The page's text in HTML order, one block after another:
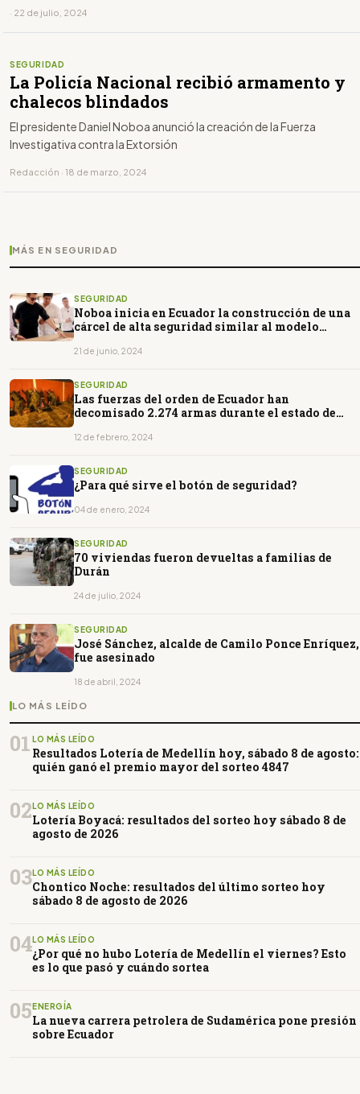
· 22 de julio, 2024
SEGURIDAD
La Policía Nacional recibió armamento y
chalecos blindados
El presidente Daniel Noboa anunció la creación de la Fuerza
Investigativa contra la Extorsión
Redacción · 18 de marzo, 2024
MÁS EN SEGURIDAD
SEGURIDAD
Noboa inicia en Ecuador la construcción de una
cárcel de alta seguridad similar al modelo
21 de junio, 2024
SEGURIDAD
Las fuerzas del orden de Ecuador han
decomisado 2.274 armas durante el estado de
12 de febrero, 2024
SEGURIDAD
¿Para qué sirve el botón de seguridad?
04 de enero, 2024
SEGURIDAD
70 viviendas fueron devueltas a familias de
Durán
24 de julio, 2024
SEGURIDAD
José Sánchez, alcalde de Camilo Ponce Enríquez,
fue asesinado
18 de abril, 2024
LO MÁS LEÍDO
01 LO MÁS LEÍDO
Resultados Lotería de Medellín hoy, sábado 8 de agosto:
quién ganó el premio mayor del sorteo 4847
02LO MÁS LEÍDO
Lotería Boyacá: resultados del sorteo hoy sábado 8 de
agosto de 2026
03LO MÁS LEÍDO
Chontico Noche: resultados del último sorteo hoy
sábado 8 de agosto de 2026
04LO MÁS LEÍDO
¿Por qué no hubo Lotería de Medellín el viernes? Esto
es lo que pasó y cuándo sortea
05ENERGÍA
La nueva carrera petrolera de Sudamérica pone presión
sobre Ecuador